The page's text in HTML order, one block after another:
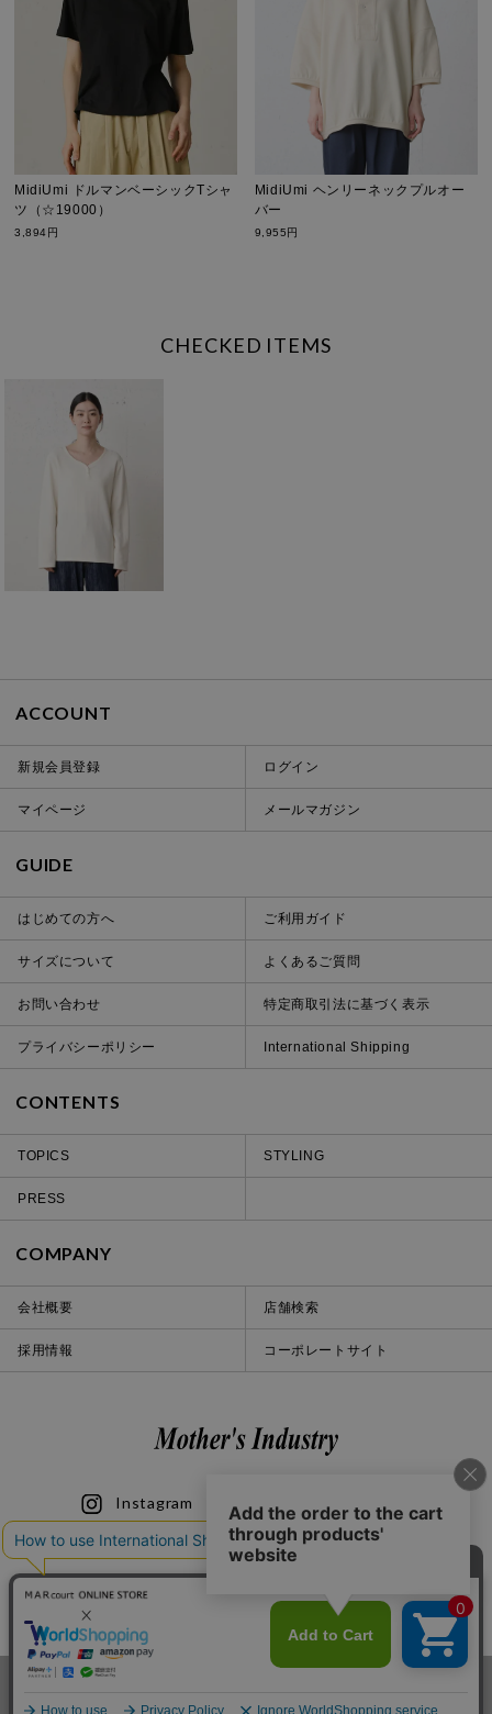
MidiUmi ドルマンベーシックTシャ
ツ（☆19000）
3,894円
MidiUmi ヘンリーネックプルオー
バー
9,955円
CHECKED ITEMS
ACCOUNT
新規会員登録 ログイン
マイページ メールマガジン
GUIDE
はじめての方へ ご利用ガイド
サイズについて よくあるご質問
お問い合わせ 特定商取引法に基づく表示
プライバシーポリシー International Shipping
CONTENTS
TOPICS STYLING
PRESS
COMPANY
会社概要 店舗検索
採用情報 コーポレートサイト
Instagram LINE
iOS Android
© 2020 Mother’s Industry co., ltd.